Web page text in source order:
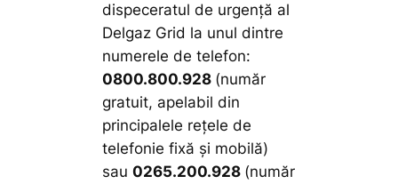
dispeceratul de urgenţă al
Delgaz Grid la unul dintre
numerele de telefon:
0800.800.928 (număr
gratuit, apelabil din
principalele reţele de
telefonie fixă şi mobilă)
sau0265.200.928 (număr